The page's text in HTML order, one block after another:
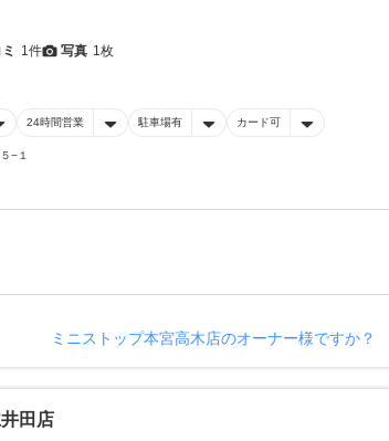
1件 写真 1枚
24時間営業 駐車場有 カード可
−１
ミニストップ本宮高木店のオーナー様ですか？
田店